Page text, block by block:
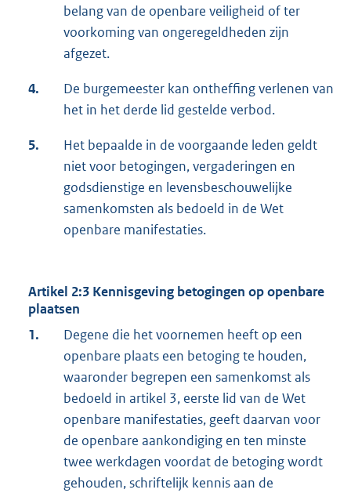
belang van de openbare veiligheid of ter
voorkoming van ongeregeldheden zijn
afgezet.
4.
De burgemeester kan ontheffing verlenen van
het in het derde lid gestelde verbod.
5.
Het bepaalde in de voorgaande leden geldt
niet voor betogingen, vergaderingen en
godsdienstige en levensbeschouwelijke
samenkomsten als bedoeld in de Wet
openbare manifestaties.
Artikel 2:3 Kennisgeving betogingen op openbare
plaatsen
1.
Degene die het voornemen heeft op een
openbare plaats een betoging te houden,
waaronder begrepen een samenkomst als
bedoeld in artikel 3, eerste lid van de Wet
openbare manifestaties, geeft daarvan voor
de openbare aankondiging en ten minste
twee werkdagen voordat de betoging wordt
gehouden, schriftelijk kennis aan de